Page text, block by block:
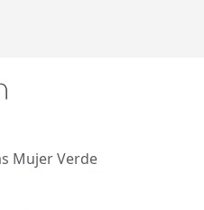
Mujer Verde